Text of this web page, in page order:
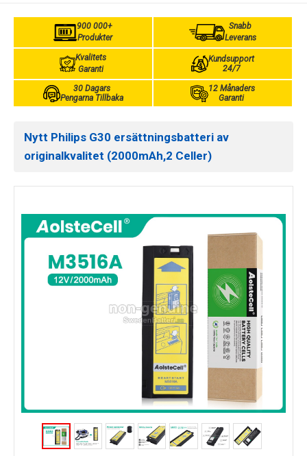
900 000+
Produkter
Snabb
Leverans
Kvalitets
Garanti
Kundsupport
24/7
30 Dagars
Pengarna Tillbaka
12 Månaders
Garanti
Nytt Philips G30 ersättningsbatteri av
originalkvalitet (2000mAh,2 Celler)